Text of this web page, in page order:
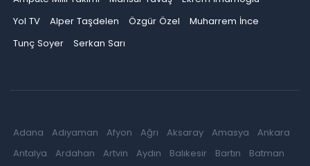
Yol TV
Alper Taşdelen Özgür Özel
Muharrem İnce
Tunç Soyer
Serkan Sarı
Adana Adıyaman Afyon Ağrı Aksaray Amasya
Ankara
Antalya
Ardahan Artvin Aydın Balıkesir Bartın
Batman